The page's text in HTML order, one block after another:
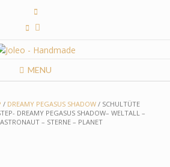
MENU
/ DREAMY PEGASUS SHADOW/ SCHULTÜTE
DREAMY PEGASUS SHADOW– WELTALL –
– STERNE – PLANET